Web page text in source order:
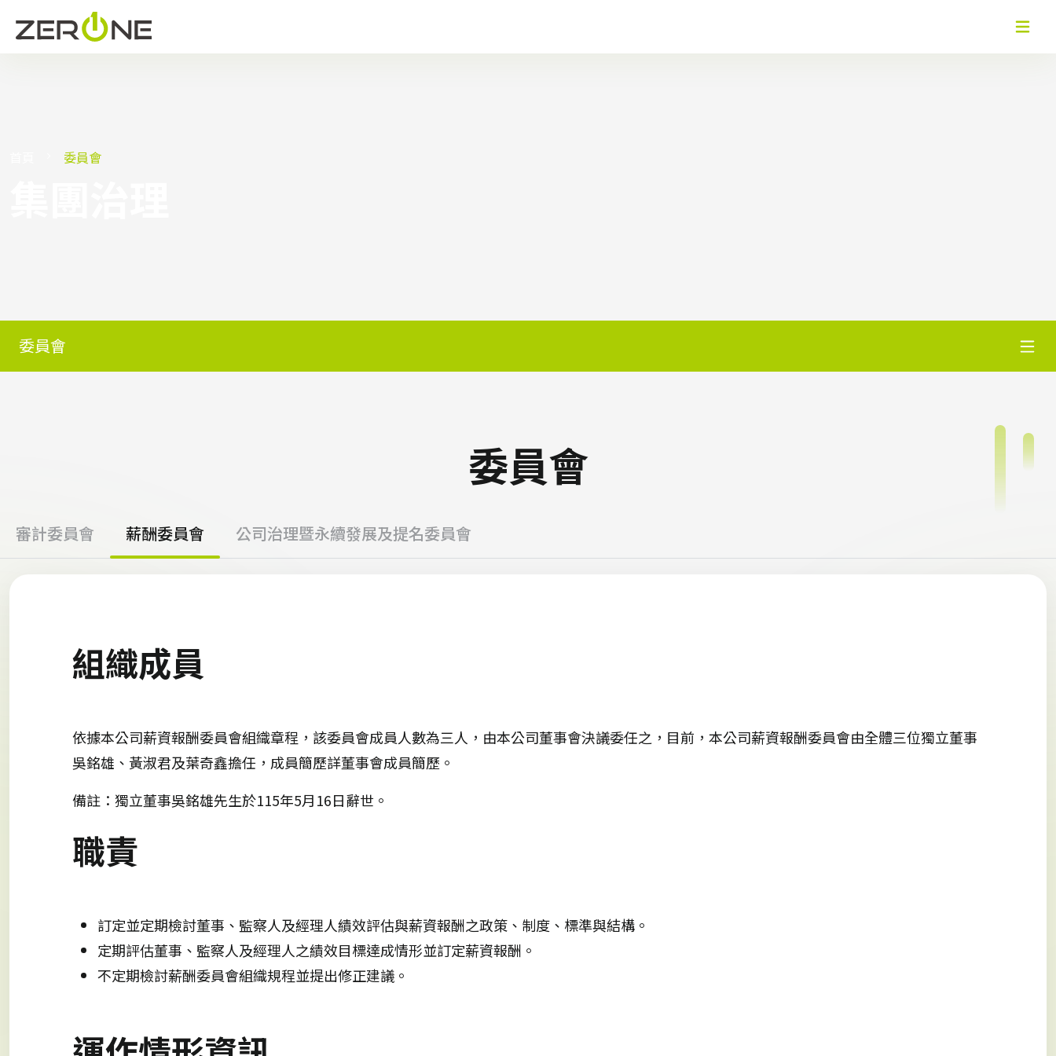
委員會
委員會
委員會
審計委員會 薪酬委員會 公司治理暨永續發展及提名委員會
組織成員
依據本公司薪資報酬委員會組織章程，該委員會成員人數為三人，由本公司董事會決議委任之，目前，本公司薪資報酬委員會由全體三位獨立董事
吳銘雄、黃淑君及葉奇鑫擔任，成員簡歷詳董事會成員簡歷。
備註：獨立董事吳銘雄先生於115年5月16日辭世。
職責
訂定並定期檢討董事、監察人及經理人績效評估與薪資報酬之政策、制度、標準與結構。
定期評估董事、監察人及經理人之績效目標達成情形並訂定薪資報酬。
不定期檢討薪酬委員會組織規程並提出修正建議。